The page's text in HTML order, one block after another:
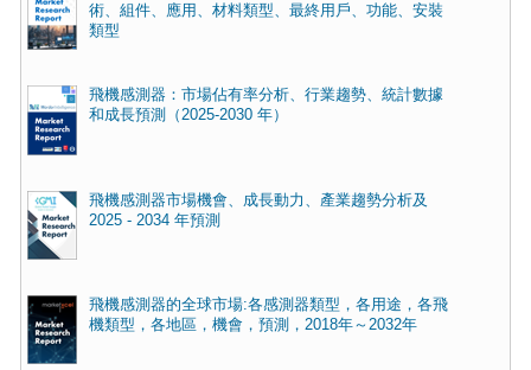
術、組件、應用、材料類型、最終用戶、功能、安裝
類型
飛機感測器：市場佔有率分析、行業趨勢、統計數據
和成長預測（2025-2030 年）
飛機感測器市場機會、成長動力、產業趨勢分析及
2025 - 2034 年預測
飛機感測器的全球市場:各感測器類型，各用途，各飛
機類型，各地區，機會，預測，2018年～2032年